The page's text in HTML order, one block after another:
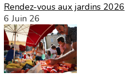
Rendez-vous aux jardins 2026
6 Juin 26